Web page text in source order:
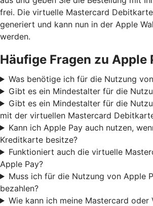
frei. Die virtuelle Mastercard
generiert und kann nun in der Apple
werden.
Häufige Fragen zu Apple
Was benötige ich für die Nutzung
Gibt es ein Mindestalter für die
Gibt es ein Mindestalter für die
mit der virtuellen Mastercard
Kann ich Apple Pay auch nutzen,
Kreditkarte besitze?
Funktioniert auch die virtuelle
Apple Pay?
Muss ich für die Nutzung von Apple
bezahlen?
Wie kann ich meine Mastercard oder